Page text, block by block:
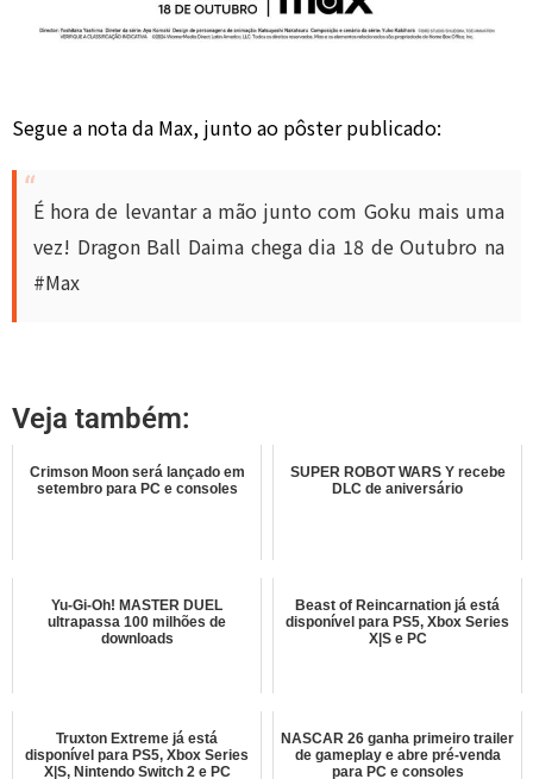
Segue a nota da Max, junto ao pôster publicado:
É hora de levantar a mão junto com Goku mais uma
vez! Dragon Ball Daima chega dia 18 de Outubro na
#Max
Veja também:
Crimson Moon será lançado em
setembro para PC e consoles
SUPER ROBOT WARS Y recebe
DLC de aniversário
Yu-Gi-Oh! MASTER DUEL
ultrapassa 100 milhões de
downloads
Beast of Reincarnation já está
disponível para PS5, Xbox Series
X|S e PC
Truxton Extreme já está
disponível para PS5, Xbox Series
X|S, Nintendo Switch 2 e PC
NASCAR 26 ganha primeiro trailer
de gameplay e abre pré-venda
para PC e consoles